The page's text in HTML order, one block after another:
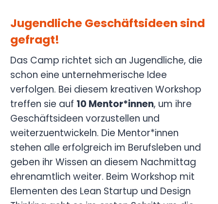
Jugendliche Geschäftsideen sind
gefragt!
Das Camp richtet sich an Jugendliche, die
schon eine unternehmerische Idee
verfolgen. Bei diesem kreativen Workshop
treffen sie auf 10 Mentor*innen, um ihre
Geschäftsideen vorzustellen und
weiterzuentwickeln. Die Mentor*innen
stehen alle erfolgreich im Berufsleben und
geben ihr Wissen an diesem Nachmittag
ehrenamtlich weiter. Beim Workshop mit
Elementen des Lean Startup und Design